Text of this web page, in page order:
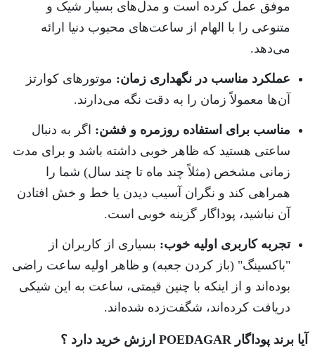
موفق عمل کرده است و مدل‌های بسیار شیک و
متنوعی را با الهام از ساعت‌های محبوب دنیا ارائه
می‌دهد.
عملکرد مناسب در نگهداری زمان: موتورهای کوارتز
آن‌ها معمولاً زمان را به دقت نگه می‌دارند.
مناسب برای استفاده روزمره و فشن: اگر به دنبال
ساعتی هستید که ظاهر خوبی داشته باشد و برای مدت
زمانی مشخص (مثلاً چند ماه تا چند سال) شما را
همراهی کند و نگران آسیب دیدن یا خط و خش افتادن
آن نباشید، پوداگار گزینه خوبی است.
تجربه کاربری اولیه خوب: بسیاری از کاربران از
"باکسینگ" (باز کردن جعبه) و ظاهر اولیه ساعت راضی
بوده‌اند و از اینکه با چنین قیمتی، ساعت به این شیکی
دریافت کرده‌اند، شگفت‌زده شده‌اند.
آیا برند پوداگار POEDAGAR ارزش خرید دارد ؟